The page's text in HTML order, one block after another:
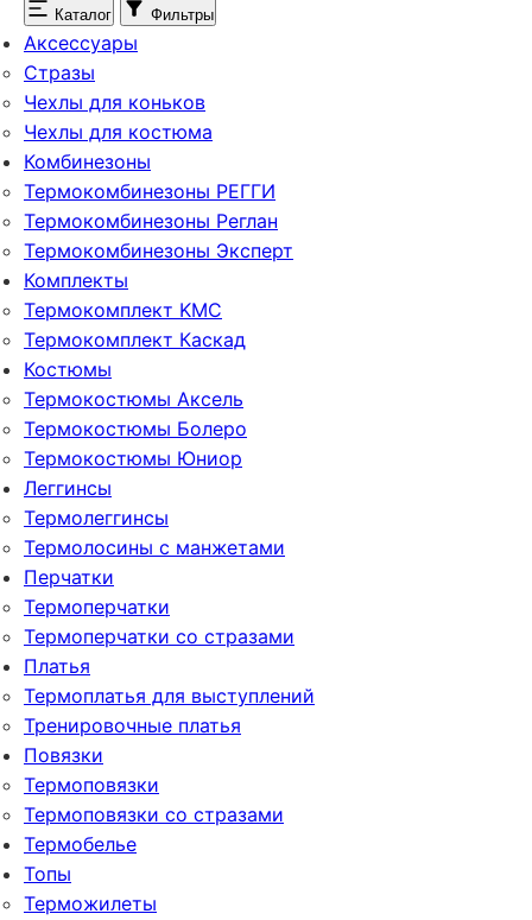
Каталог Фильтры
Аксессуары
Стразы
Чехлы для коньков
Чехлы для костюма
Комбинезоны
Термокомбинезоны РЕГГИ
Термокомбинезоны Реглан
Термокомбинезоны Эксперт
Комплекты
Термокомплект KMC
Термокомплект Каскад
Костюмы
Термокостюмы Аксель
Термокостюмы Болеро
Термокостюмы Юниор
Леггинсы
Термолеггинсы
Термолосины с манжетами
Перчатки
Термоперчатки
Термоперчатки со стразами
Платья
Термоплатья для выступлений
Тренировочные платья
Повязки
Термоповязки
Термоповязки со стразами
Термобелье
Топы
Терможилеты